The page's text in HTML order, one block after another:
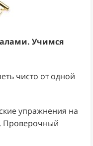
Учимся
чисто от одной
упражнения на
Проверочный